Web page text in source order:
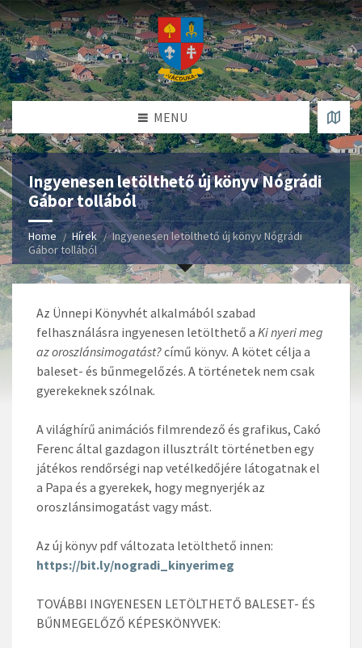
MENU
Ingyenesen letölthető új könyv Nógrádi
Gábor tollából
Home Hírek
Ingyenesen letölthető új könyv Nógrádi
Gábor tollából
Az Ünnepi Könyvhét alkalmából szabad
felhasználásra ingyenesen letölthető a Ki nyeri meg
az oroszlánsimogatást?című könyv. A kötet célja a
baleset- és bűnmegelőzés. A történetek nem csak
gyerekeknek szólnak.
A világhírű animációs filmrendező és grafikus, Cakó
Ferenc által gazdagon illusztrált történetben egy
játékos rendőrségi nap vetélkedőjére látogatnak el
a Papa és a gyerekek, hogy megnyerjék az
oroszlánsimogatást vagy mást.
Az új könyv pdf változata letölthető innen:
https://bit.ly/nogradi_kinyerimeg
TOVÁBBI INGYENESEN LETÖLTHETŐ BALESET- ÉS
BŰNMEGELŐZŐ KÉPESKÖNYVEK: